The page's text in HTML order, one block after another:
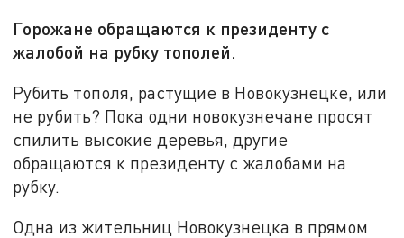
Горожане обращаются к президенту с
жалобой на рубку тополей.
Рубить тополя, растущие в Новокузнецке, или
не рубить? Пока одни новокузнечане просят
спилить высокие деревья, другие
обращаются к президенту с жалобами на
рубку.
Одна из жительниц Новокузнецка в прямом